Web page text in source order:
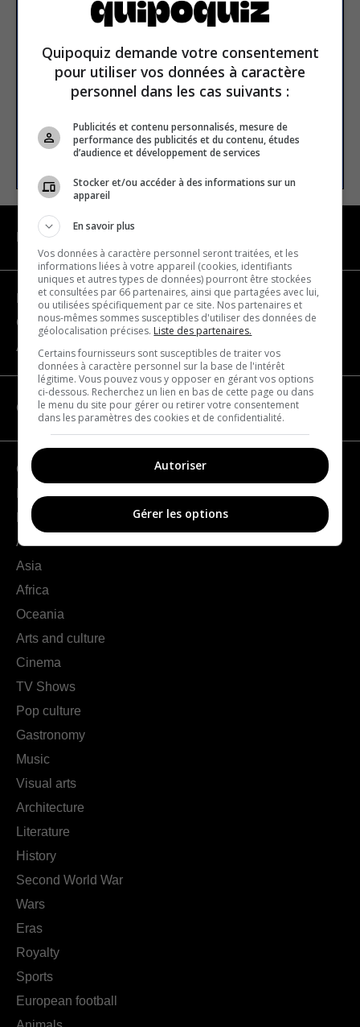
Subscribe to our
newsletter
Email address
SUBSCRIBE
NAVIGATION
Become a partner
Contact us
About us
CATEGORIES
Geography
France
Europe
Americas
Asia
Africa
Oceania
Arts and culture
Cinema
TV Shows
Pop culture
Gastronomy
Music
Visual arts
Architecture
Literature
History
Second World War
Wars
Eras
Royalty
Sports
European football
Quipoquiz demande votre consentement
pour utiliser vos données à caractère
personnel dans les cas suivants :
Publicités et contenu personnalisés, mesure de
performance des publicités et du contenu, études
d’audience et développement de services
Stocker et/ou accéder à des informations sur un
appareil
En savoir plus
Vos données à caractère personnel seront traitées, et les
informations liées à votre appareil (cookies, identifiants
uniques et autres types de données) pourront être stockées
et consultées par 66 partenaires, ainsi que partagées avec lui,
ou utilisées spécifiquement par ce site. Nos partenaires et
nous-mêmes sommes susceptibles d'utiliser des données de
géolocalisation précises. Liste des partenaires.
Certains fournisseurs sont susceptibles de traiter vos
données à caractère personnel sur la base de l'intérêt
légitime. Vous pouvez vous y opposer en gérant vos options
ci-dessous. Recherchez un lien en bas de cette page ou dans
le menu du site pour gérer ou retirer votre consentement
dans les paramètres des cookies et de confidentialité.
Autoriser
Gérer les options